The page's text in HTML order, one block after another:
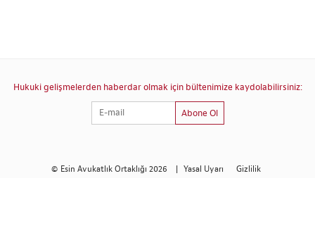
Hukuki gelişmelerden haberdar olmak için bültenimize kaydolabilirsiniz:
Abone Ol
© Esin Avukatlık Ortaklığı 2026 | Yasal Uyarı Gizlilik